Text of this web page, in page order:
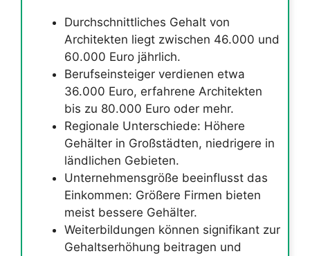
Durchschnittliches Gehalt von
Architekten liegt zwischen 46.000 und
60.000 Euro jährlich.
Berufseinsteiger verdienen etwa
36.000 Euro, erfahrene Architekten
bis zu 80.000 Euro oder mehr.
Regionale Unterschiede: Höhere
Gehälter in Großstädten, niedrigere in
ländlichen Gebieten.
Unternehmensgröße beeinflusst das
Einkommen: Größere Firmen bieten
meist bessere Gehälter.
Weiterbildungen können signifikant zur
Gehaltserhöhung beitragen und